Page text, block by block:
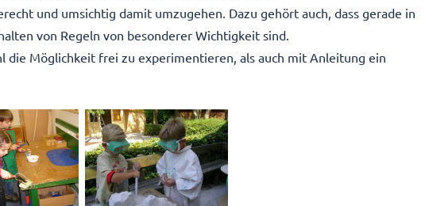
und umsichtig damit umzugehen. Dazu gehört auch, dass gerade in
von Regeln von besonderer Wichtigkeit sind.
die Möglichkeit frei zu experimentieren, als auch mit Anleitung ein